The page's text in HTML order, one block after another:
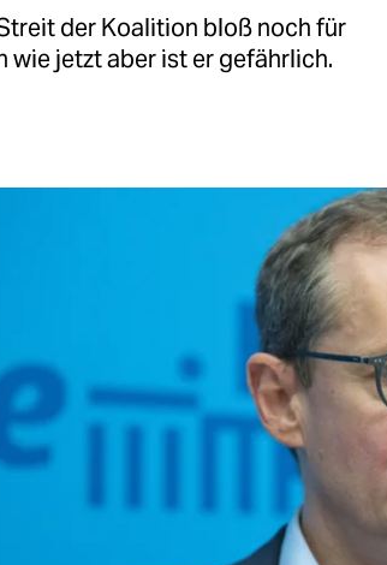
der Koalition bloß noch für
jetzt aber ist er gefährlich.